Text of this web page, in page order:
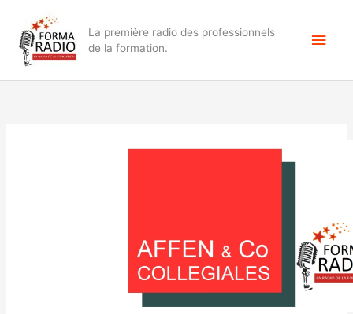
contenu
La première radio des professionnels
de la formation.